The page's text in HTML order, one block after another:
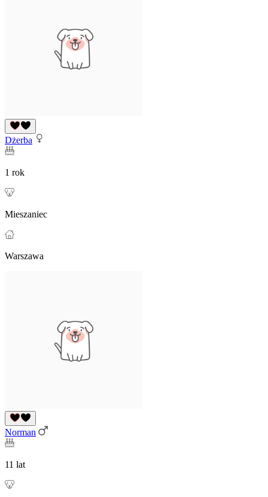
Dżerba
1 rok
Mieszaniec
Warszawa
Norman
11 lat